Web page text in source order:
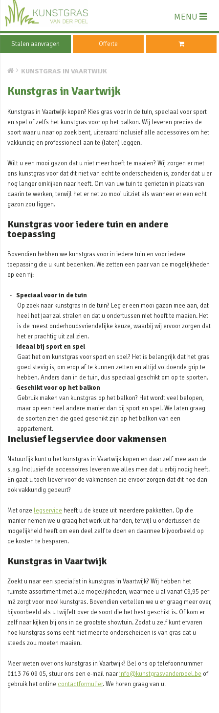
MENU
Stalen aanvragen Offerte
KUNSTGRAS IN VAARTWIJK
Kunstgras in Vaartwijk
Kunstgras in Vaartwijk kopen? Kies gras voor in de tuin, speciaal voor sport
en spel of zelfs het kunstgras voor op het balkon. Wij leveren precies de
soort waar u naar op zoek bent, uiteraard inclusief alle accessoires om het
vakkundig en professioneel aan te (laten) leggen.
Wilt u een mooi gazon dat u niet meer hoeft te maaien? Wij zorgen er met
ons kunstgras voor dat dit niet van echt te onderscheiden is, zonder dat u er
nog langer omkijken naar heeft. Om van uw tuin te genieten in plaats van
daarin te werken, terwijl het er net zo mooi uitziet als wanneer er een echt
gazon zou liggen.
Kunstgras voor iedere tuin en andere
toepassing
Bovendien hebben we kunstgras voor in iedere tuin en voor iedere
toepassing die u kunt bedenken. We zetten een paar van de mogelijkheden
op een rij:
Speciaal voor in de tuin
Op zoek naar kunstgras in de tuin? Leg er een mooi gazon mee aan, dat
heel het jaar zal stralen en dat u ondertussen niet hoeft te maaien. Het
is de meest onderhoudsvriendelijke keuze, waarbij wij ervoor zorgen dat
het er prachtig uit zal zien.
Ideaal bij sport en spel
Gaat het om kunstgras voor sport en spel? Het is belangrijk dat het gras
goed stevig is, om erop af te kunnen zetten en altijd voldoende grip te
hebben. Anders dan in de tuin, dus speciaal geschikt om op te sporten.
Geschikt voor op het balkon
Gebruik maken van kunstgras op het balkon? Het wordt veel belopen,
maar op een heel andere manier dan bij sport en spel. We laten graag
de soorten zien die goed geschikt zijn op het balkon van een
appartement.
Inclusief legservice door vakmensen
Natuurlijk kunt u het kunstgras in Vaartwijk kopen en daar zelf mee aan de
slag. Inclusief de accessoires leveren we alles mee dat u erbij nodig heeft.
En gaat u toch liever voor de vakmensen die ervoor zorgen dat dit hoe dan
ook vakkundig gebeurt?
Met onze legservice heeft u de keuze uit meerdere pakketten. Op die
manier nemen we u graag het werk uit handen, terwijl u ondertussen de
mogelijkheid heeft om een deel zelf te doen en daarmee bijvoorbeeld op
de kosten te besparen.
Kunstgras in Vaartwijk
Zoekt u naar een specialist in kunstgras in Vaartwijk? Wij hebben het
ruimste assortiment met alle mogelijkheden, waarmee u al vanaf €9,95 per
m2 zorgt voor mooi kunstgras. Bovendien vertellen we u er graag meer over,
bijvoorbeeld als u twijfelt over de soort die het best geschikt is. Of kom er
zelf naar kijken bij ons in de grootste showtuin. Zodat u zelf kunt ervaren
hoe kunstgras soms echt niet meer te onderscheiden is van gras dat u
steeds zou moeten maaien.
Meer weten over ons kunstgras in Vaartwijk? Bel ons op telefoonnummer
0113 76 09 05, stuur ons een e-mail naarinfo@kunstgrasvanderpoel.be of
gebruik het online contactformulier. We horen graag van u!